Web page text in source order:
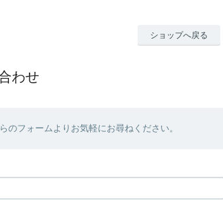
ショップへ戻る
わせ
フォームよりお気軽にお尋ねください。